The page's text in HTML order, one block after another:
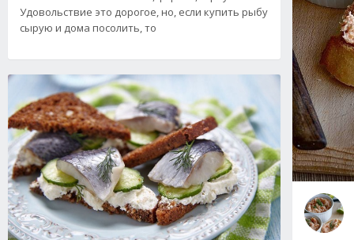
Удовольствие это дорогое, но, если купить рыбу
сырую и дома посолить, то